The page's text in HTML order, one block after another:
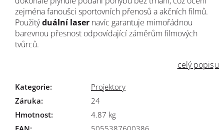
zejména fanoušci sportovních přenosů a akčních filmů.
Použitýduální laser navíc garantuje mimořádnou
barevnou přesnost odpovídající záměrům filmových
tvůrců.
celý popis
Kategorie:
Projektory
Záruka:
24
Hmotnost:
4.87 kg